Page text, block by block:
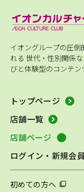
イオングループの圧
れる 世代・性別関係
びと体験型のコンテン
トップページ
店舗一覧
店舗ページ
ログイン・新規会
初めての方へ